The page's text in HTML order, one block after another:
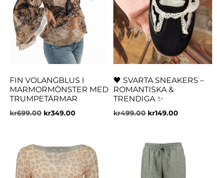
FIN VOLANGBLUS I
MARMORMÖNSTER MED
TRUMPETÄRMAR
kr699.00 kr349.00
🖤 SVARTA SNEAKERS –
ROMANTISKA &
TRENDIGA ✨
kr499.00 kr149.00